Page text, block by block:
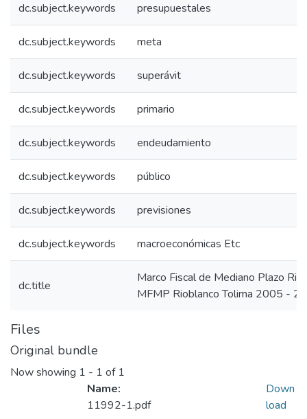
dc.subject.keywords presupuestales
dc.subject.keywords meta
dc.subject.keywords superávit
dc.subject.keywords primario
dc.subject.keywords endeudamiento
dc.subject.keywords público
dc.subject.keywords previsiones
dc.subject.keywords macroeconómicas Etc
dc.title
Marco Fiscal de Mediano Plazo
MFMP Rioblanco Tolima 2005 -
Files
Original bundle
Now showing 1 - 1 of 1
Name:
11992-1.pdf
Down
load